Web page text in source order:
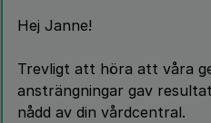
Hej Janne!
Trevligt att höra att våra
ansträngningar gav
nådd av din vårdcentral.